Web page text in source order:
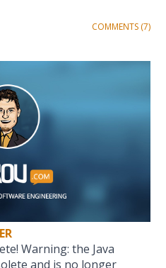
COMMENTS (7)
Warning: the Java
and is no longer